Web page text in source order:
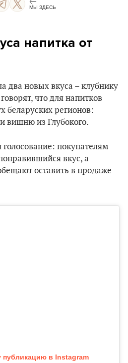
МЫ ЗДЕСЬ
напитка от
два новых вкуса – клубнику
что для напитков
беларуских регионов:
вишню из Глубокого.
покупателям
вкус, а
оставить в продаже
публикацию в Instagram